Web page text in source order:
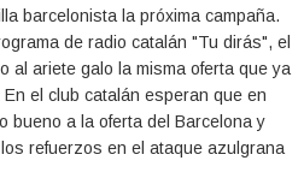
barcelonista la próxima campaña.
de radio catalán "Tu dirás", el
al ariete galo la misma oferta que ya
el club catalán esperan que en
bueno a la oferta del Barcelona y
refuerzos en el ataque azulgrana